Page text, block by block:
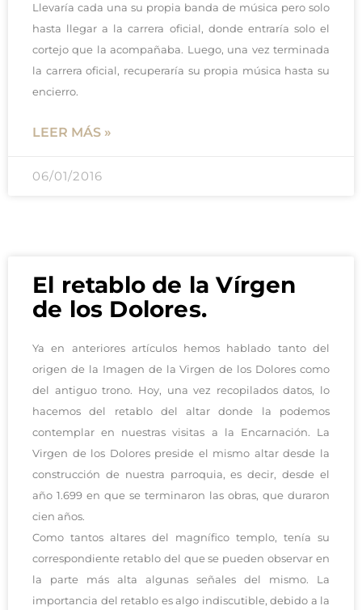
Llevaría cada una su propia banda de música pero solo
hasta llegar a la carrera oficial, donde entraría solo el
cortejo que la acompañaba. Luego, una vez terminada
la carrera oficial, recuperaría su propia música hasta su
encierro.
LEER MÁS »
06/01/2016
El retablo de la Vírgen
de los Dolores.
Ya en anteriores artículos hemos hablado tanto del
origen de la Imagen de la Virgen de los Dolores como
del antiguo trono. Hoy, una vez recopilados datos, lo
hacemos del retablo del altar donde la podemos
contemplar en nuestras visitas a la Encarnación. La
Virgen de los Dolores preside el mismo altar desde la
construcción de nuestra parroquia, es decir, desde el
año 1.699 en que se terminaron las obras, que duraron
cien años.
Como tantos altares del magnífico templo, tenía su
correspondiente retablo del que se pueden observar en
la parte más alta algunas señales del mismo. La
importancia del retablo es algo indiscutible, debido a la